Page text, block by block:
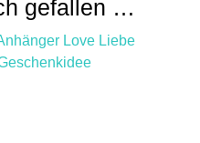
gefallen …